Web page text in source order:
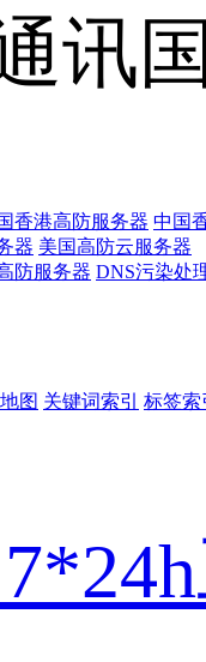
讯
香港高防服务器 中国
器 美国高防云服务器
防服务器 DNS污染处
图 关键词索引 标签索